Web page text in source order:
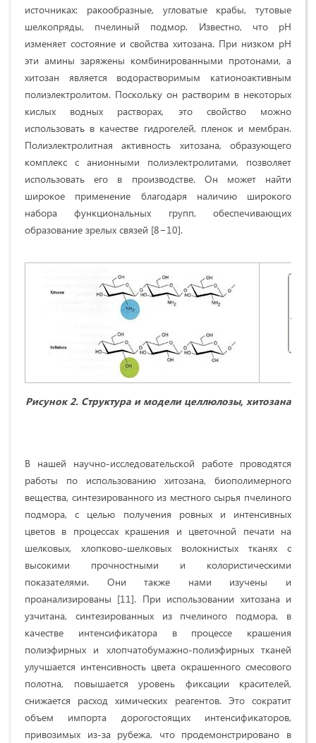
источниках: ракообразные, угловатые крабы, тутовые
шелкопряды, пчелиный подмор. Известно, что рН
изменяет состояние и свойства хитозана. При низком рН
эти амины заряжены комбинированными протонами, а
хитозан является водорастворимым катионоактивным
полиэлектролитом. Поскольку он растворим в некоторых
кислых водных растворах, это свойство можно
использовать в качестве гидрогелей, пленок и мембран.
Полиэлектролитная активность хитозана, образующего
комплекс с анионными полиэлектролитами, позволяет
использовать его в производстве. Он может найти
широкое применение благодаря наличию широкого
набора функциональных групп, обеспечивающих
образование зрелых связей [8−10].
Рисунок 2. Структура и модели целлюлозы, хитозана
В нашей научно-исследовательской работе проводятся
работы по использованию хитозана, биополимерного
вещества, синтезированного из местного сырья пчелиного
подмора, с целью получения ровных и интенсивных
цветов в процессах крашения и цветочной печати на
шелковых, хлопково-шелковых волокнистых тканях с
высокими прочностными и колористическими
показателями. Они также нами изучены и
проанализированы [11]. При использовании хитозана и
узчитана, синтезированных из пчелиного подмора, в
качестве интенсификатора в процессе крашения
полиэфирных и хлопчатобумажно-полиэфирных тканей
улучшается интенсивность цвета окрашенного смесового
полотна, повышается уровень фиксации красителей,
снижается расход химических реагентов. Это сократит
объем импорта дорогостоящих интенсификаторов,
привозимых из-за рубежа, что продемонстрировано в